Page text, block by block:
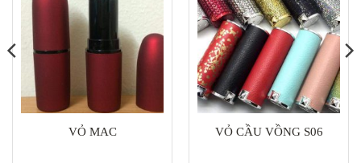
VỎ MAC VỎ CẦU VỒNG S06